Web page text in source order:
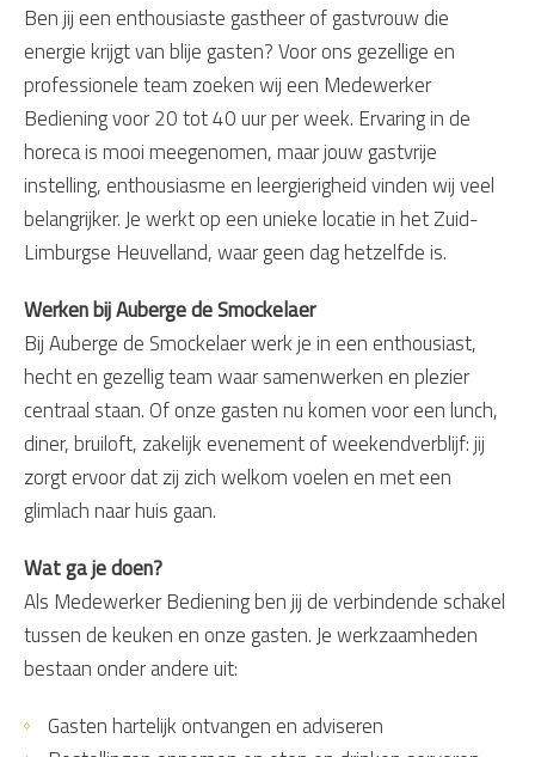
Ben jij een enthousiaste gastheer of gastvrouw die
energie krijgt van blije gasten? Voor ons gezellige en
professionele team zoeken wij een Medewerker
Bediening voor 20 tot 40 uur per week. Ervaring in de
horeca is mooi meegenomen, maar jouw gastvrije
instelling, enthousiasme en leergierigheid vinden wij veel
belangrijker. Je werkt op een unieke locatie in het Zuid-
Limburgse Heuvelland, waar geen dag hetzelfde is.
Werken bij Auberge de Smockelaer
Bij Auberge de Smockelaer werk je in een enthousiast,
hecht en gezellig team waar samenwerken en plezier
centraal staan. Of onze gasten nu komen voor een lunch,
diner, bruiloft, zakelijk evenement of weekendverblijf: jij
zorgt ervoor dat zij zich welkom voelen en met een
glimlach naar huis gaan.
Wat ga je doen?
Als Medewerker Bediening ben jij de verbindende schakel
tussen de keuken en onze gasten. Je werkzaamheden
bestaan onder andere uit:
Gasten hartelijk ontvangen en adviseren